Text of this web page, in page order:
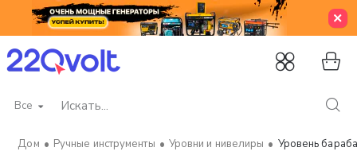
Все
Искать...
Ручные инструменты Уровни и нивелиры Уровень